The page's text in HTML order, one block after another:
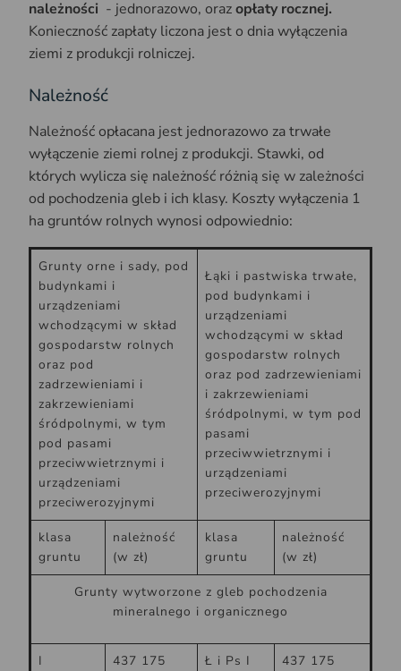
należności - jednorazowo, orazopłaty rocznej.
Konieczność zapłaty liczona jest o dnia wyłączenia
ziemi z produkcji rolniczej.
Należność
Należność opłacana jest jednorazowo za trwałe
wyłączenie ziemi rolnej z produkcji. Stawki, od
których wylicza się należność różnią się w zależności
od pochodzenia gleb i ich klasy. Koszty wyłączenia 1
ha gruntów rolnych wynosi odpowiednio:
Grunty orne i sady, pod
budynkami i
urządzeniami
wchodzącymi w skład
gospodarstw rolnych
oraz pod
zadrzewieniami i
zakrzewieniami
śródpolnymi, w tym
pod pasami
przeciwwietrznymi i
urządzeniami
przeciwerozyjnymi
Łąki i pastwiska trwałe,
pod budynkami i
urządzeniami
wchodzącymi w skład
gospodarstw rolnych
oraz pod zadrzewieniami
i zakrzewieniami
śródpolnymi, w tym pod
pasami
przeciwwietrznymi i
urządzeniami
przeciwerozyjnymi
klasa
gruntu
należność
(w zł)
klasa
gruntu
należność
(w zł)
Grunty wytworzone z gleb pochodzenia
mineralnego i organicznego
I 437 175 Ł i Ps I 437 175